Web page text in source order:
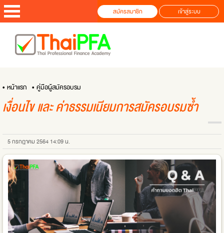
สมัครสมาชิก เข้าสู่ระบบ
• หน้าแรก • คู่มือผู้สมัครอบรม
เงื่อนไข และ ค่าธรรมเนียมการสมัครอบรมซ้ำ
5 กรกฎาคม 2564 14:09 น.